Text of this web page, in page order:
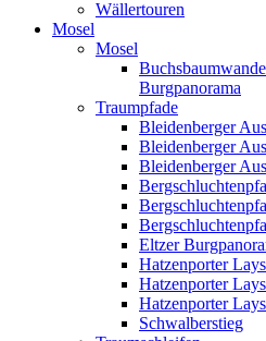
Wällertouren
Mosel
Mosel
Burgpanorama
Traumpfade
Bleidenberger
Bleidenberger
Bleidenberger
Eltzer
Hatzenporter
Hatzenporter
Hatzenporter
Schwalberstieg